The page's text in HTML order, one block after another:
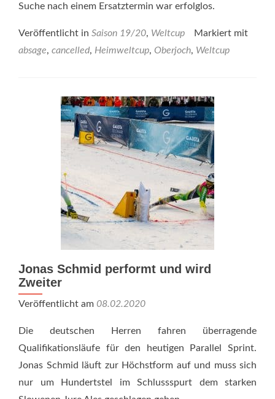
Suche nach einem Ersatztermin war erfolglos.
Veröffentlicht in Saison 19/20, Weltcup
Markiert mit
absage, cancelled, Heimweltcup, Oberjoch, Weltcup
Jonas Schmid performt und wird
Zweiter
Veröffentlicht am 08.02.2020
Die deutschen Herren fahren überragende
Qualifikationsläufe für den heutigen Parallel Sprint.
Jonas Schmid läuft zur Höchstform auf und muss sich
nur um Hundertstel im Schlussspurt dem starken